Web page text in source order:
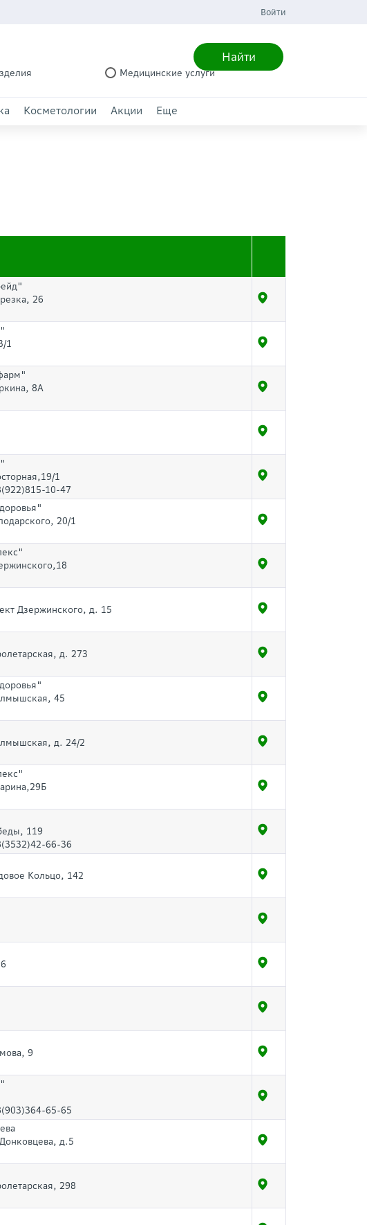
Войти
Найти
Медицинские услуги
Косметологии Акции Еще
26
1
8А
1
10-47
20/1
Дзержинского, д. 15
д. 273
45
д. 24/2
119
66-36
Кольцо, 142
9
65-65
д.5
298